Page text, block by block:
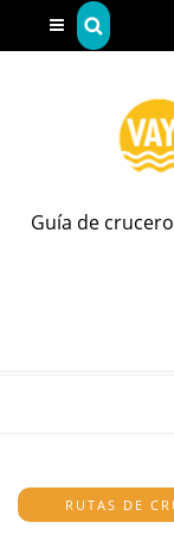
Guía de
RUTAS DE